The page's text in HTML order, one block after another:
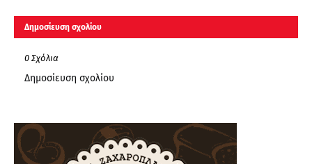
Δημοσίευση σχολίου
0 Σχόλια
Δημοσίευση σχολίου